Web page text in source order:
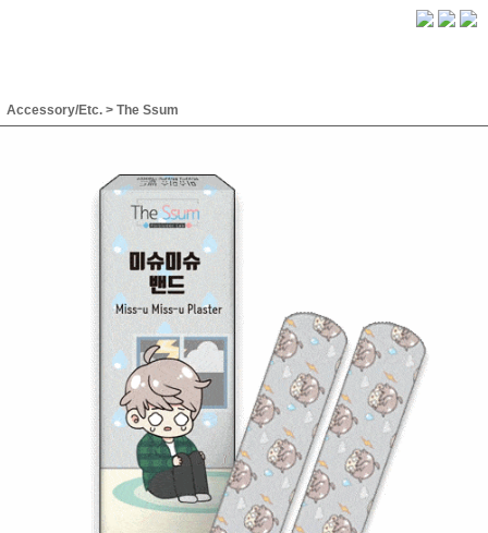
Accessory/Etc. > The Ssum